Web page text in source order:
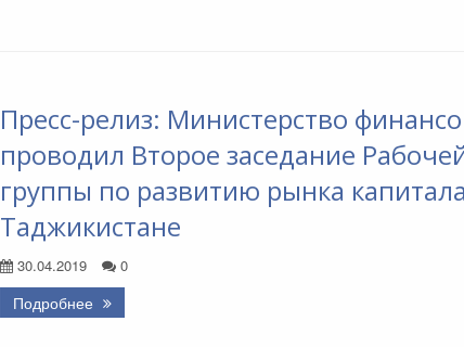
Пресс-релиз: Министерство
проводил Второе заседание
группы по развитию рынка
Таджикистане
30.04.2019 0
Подробнее